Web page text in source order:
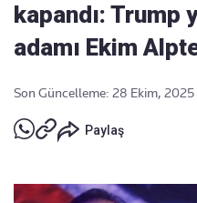
kapandı: Trump
adamı Ekim
Son Güncelleme: 28 Ekim, 2025
Paylaş